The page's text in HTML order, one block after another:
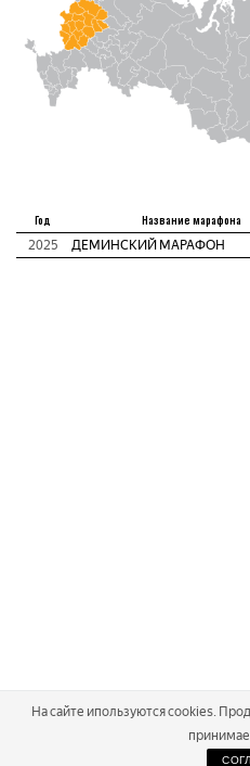
Год Название марафона
2025 ДЕМИНСКИЙ МАРАФОН
На сайте ипользуются cookies.